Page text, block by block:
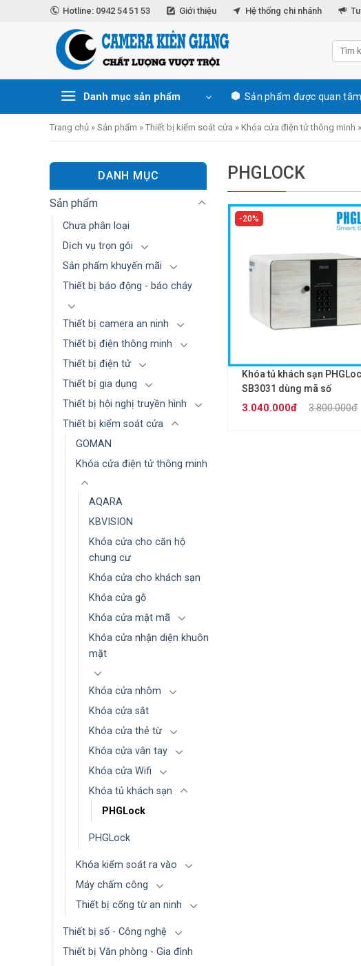
Hotline: 0942 54 51 53 Giới thiệu Hệ thống chi nhánh
Danh mục sản phẩm Sản phẩm được quan tâm
Trang chủ » Sản phẩm » Thiết bị kiểm soát cửa » Khóa cửa điện tử thông minh »
DANH MỤC
Sản phẩm
Chưa phân loại
Dịch vụ trọn gói
Sản phẩm khuyến mãi
Thiết bị báo động - báo cháy
Thiết bị camera an ninh
Thiết bị điện thông minh
Thiết bị điện tử
Thiết bị gia dụng
Thiết bị hội nghị truyền hình
Thiết bị kiểm soát cửa
GOMAN
Khóa cửa điện tử thông minh
AQARA
KBVISION
Khóa cửa cho căn hộ
chung cư
Khóa cửa cho khách sạn
Khóa cửa gỗ
Khóa cửa mật mã
Khóa cửa nhận diện khuôn
mặt
Khóa cửa nhôm
Khóa cửa sắt
Khóa cửa thẻ từ
Khóa cửa vân tay
Khóa cửa Wifi
Khóa tủ khách sạn
PHGLock
PHGLock
Khóa kiểm soát ra vào
Máy chấm công
Thiết bị cổng từ an ninh
Thiết bị số - Công nghệ
Thiết bị Văn phòng - Gia đình
PHGLOCK
20%
Khóa tủ khách sạn
SB3031 dùng mã số
3.800.000đ
3.040.000đ